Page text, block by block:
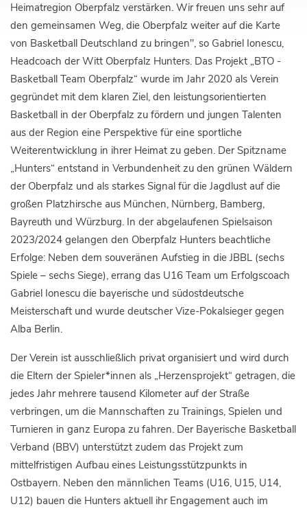
Heimatregion Oberpfalz verstärken. Wir freuen uns sehr auf
den gemeinsamen Weg, die Oberpfalz weiter auf die Karte
von Basketball Deutschland zu bringen", so Gabriel Ionescu,
Headcoach der Witt Oberpfalz Hunters. Das Projekt „BTO -
Basketball Team Oberpfalz“ wurde im Jahr 2020 als Verein
gegründet mit dem klaren Ziel, den leistungsorientierten
Basketball in der Oberpfalz zu fördern und jungen Talenten
aus der Region eine Perspektive für eine sportliche
Weiterentwicklung in ihrer Heimat zu geben. Der Spitzname
„Hunters“ entstand in Verbundenheit zu den grünen Wäldern
der Oberpfalz und als starkes Signal für die Jagdlust auf die
großen Platzhirsche aus München, Nürnberg, Bamberg,
Bayreuth und Würzburg. In der abgelaufenen Spielsaison
2023/2024 gelangen den Oberpfalz Hunters beachtliche
Erfolge: Neben dem souveränen Aufstieg in die JBBL (sechs
Spiele – sechs Siege), errang das U16 Team um Erfolgscoach
Gabriel Ionescu die bayerische und südostdeutsche
Meisterschaft und wurde deutscher Vize-Pokalsieger gegen
Alba Berlin.
Der Verein ist ausschließlich privat organisiert und wird durch
die Eltern der Spieler*innen als „Herzensprojekt“ getragen, die
jedes Jahr mehrere tausend Kilometer auf der Straße
verbringen, um die Mannschaften zu Trainings, Spielen und
Turnieren in ganz Europa zu fahren. Der Bayerische Basketball
Verband (BBV) unterstützt zudem das Projekt zum
mittelfristigen Aufbau eines Leistungsstützpunkts in
Ostbayern. Neben den männlichen Teams (U16, U15, U14,
U12) bauen die Hunters aktuell ihr Engagement auch im